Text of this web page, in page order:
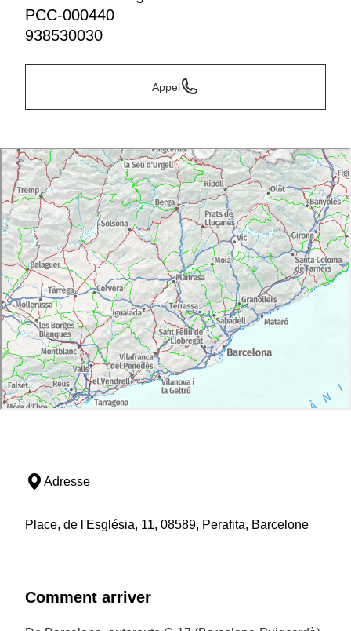
PCC-000440
938530030
Appel
Adresse
Place, de l'Església, 11, 08589, Perafita, Barcelone
Comment arriver